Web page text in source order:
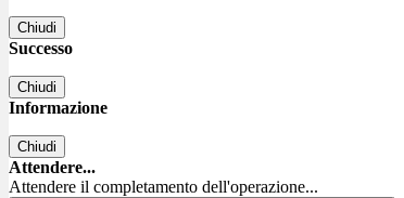
Chiudi
Successo
Chiudi
Informazione
Chiudi
Attendere...
Attendere il completamento dell'operazione...